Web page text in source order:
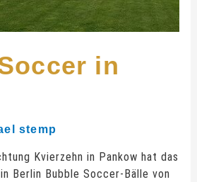
in
stemp
Kvierzehn in Pankow hat das
Berlin Bubble Soccer-Bälle von